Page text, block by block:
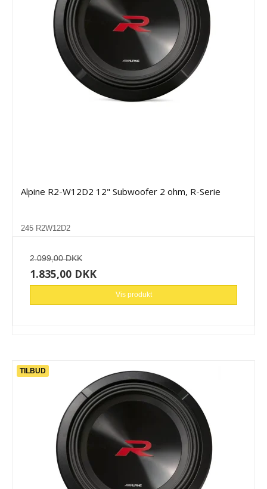
Alpine R2-W12D2 12" Subwoofer 2 ohm, R-Serie
245 R2W12D2
2.099,00 DKK
1.835,00 DKK
Vis produkt
TILBUD